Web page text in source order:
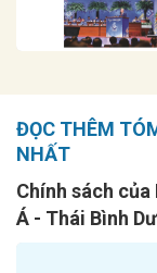
ĐỌC THÊM
NHẤT
Chính sách
Á - Thái Bình